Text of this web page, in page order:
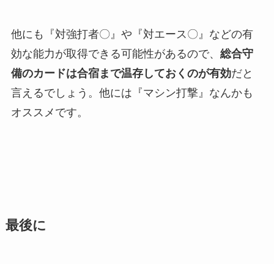
他にも『対強打者〇』や『対エース〇』などの有
効な能力が取得できる可能性があるので、 総合守
備のカードは合宿まで温存しておくのが有効だと
言えるでしょう。他には『マシン打撃』なんかも
オススメです。
最後に